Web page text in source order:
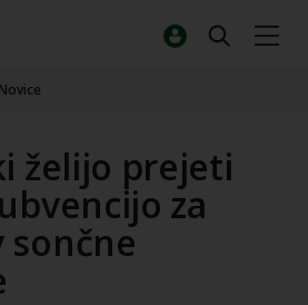
Novice
želijo prejeti
za
sončne